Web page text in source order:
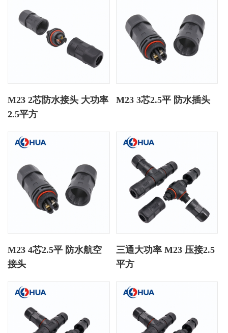
M23 2芯防水接头 大功率
2.5平方
M23 3芯2.5平 防水插头
M23 4芯2.5平 防水航空
接头
三通大功率 M23 压接2.5
平方